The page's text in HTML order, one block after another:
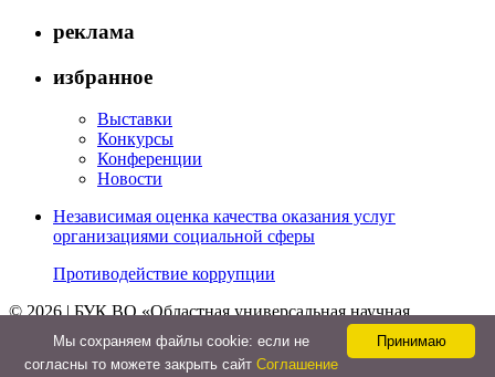
реклама
избранное
Выставки
Конкурсы
Конференции
Новости
Независимая оценка качества оказания услуг
организациями социальной сферы
Противодействие коррупции
© 2026 | БУК ВО «Областная универсальная научная
библиотека»
Принимаю
Мы cохраняем файлы cookie: если не
согласны то можете закрыть сайт Соглашение